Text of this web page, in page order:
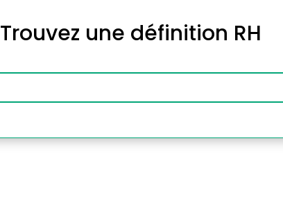
Trouvez une définition RH